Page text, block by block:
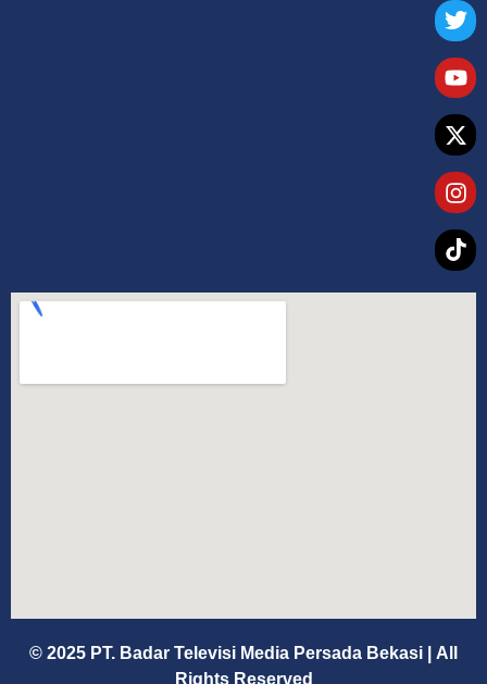
© 2025 PT. Badar Televisi Media Persada Bekasi
All
Rights Reserved